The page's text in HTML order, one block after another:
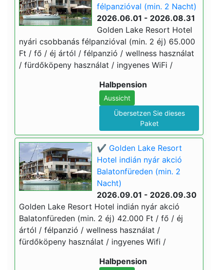
félpanzióval (min. 2 Nacht)
2026.06.01 - 2026.08.31
Golden Lake Resort Hotel
nyári csobbanás félpanzióval (min. 2 éj) 65.000
Ft / fő / éj ártól / félpanzió / wellness használat
/ fürdőköpeny használat / ingyenes WiFi /
Halbpension
Aussicht
Übersetzen Sie dieses
Paket
✔️ Golden Lake Resort
Hotel indián nyár akció
Balatonfüreden (min. 2
Nacht)
2026.09.01 - 2026.09.30
Golden Lake Resort Hotel indián nyár akció
Balatonfüreden (min. 2 éj) 42.000 Ft / fő / éj
ártól / félpanzió / wellness használat /
fürdőköpeny használat / ingyenes Wifi /
Halbpension